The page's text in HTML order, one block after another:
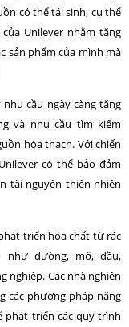
có thể tái sinh, cụ thể
Unilever nhằm tăng
sản phẩm của mình mà
cầu ngày càng tăng
và nhu cầu tìm kiếm
hóa thạch. Với chiến
có thể bảo đảm
tài nguyên thiên nhiên
triển hóa chất từ rác
như­ đ­ường, mỡ, dầu,
nghiệp. Các nhà nghiên
các ph­ương pháp năng
phát triển các quy trình